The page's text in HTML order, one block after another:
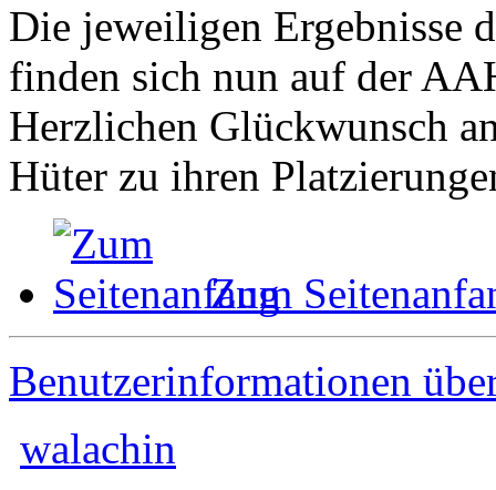
Die jeweiligen Ergebnisse
finden sich nun auf der
Herzlichen Glückwunsch
Hüter zu ihren
Zum
Benutzerinformationen
walachin